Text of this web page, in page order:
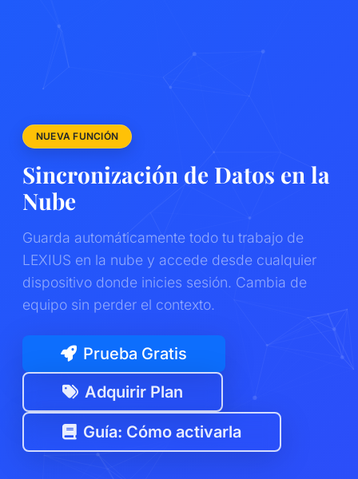
NUEVA FUNCIÓN
Sincronización de Datos en la
Nube
Guarda automáticamente todo tu trabajo de
LEXIUS en la nube y accede desde cualquier
dispositivo donde inicies sesión. Cambia de
equipo sin perder el contexto.
Prueba Gratis
Adquirir Plan
Guía: Cómo activarla